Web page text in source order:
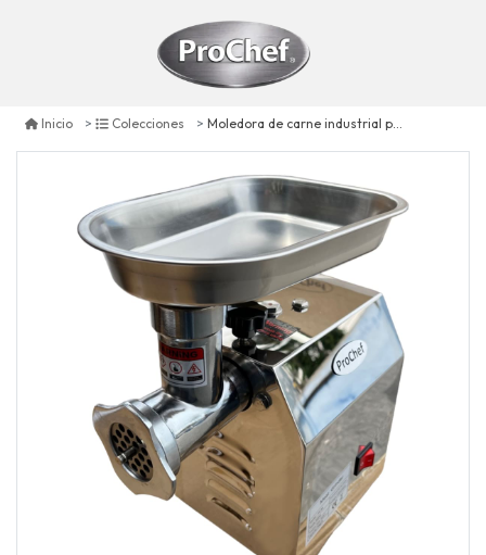
Inicio Colecciones Moledora de carne industrial prochef 8 kg. 70 kg/hora